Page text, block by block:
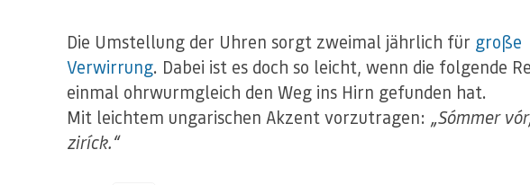
Die Umstellung der Uhren sorgt zweimal jährlich für große
Verwirrung. Dabei ist es doch so leicht, wenn die folgende
einmal ohrwurmgleich den Weg ins Hirn gefunden hat.
Mit leichtem ungarischen Akzent vorzutragen: „Sómmer
ziríck.“